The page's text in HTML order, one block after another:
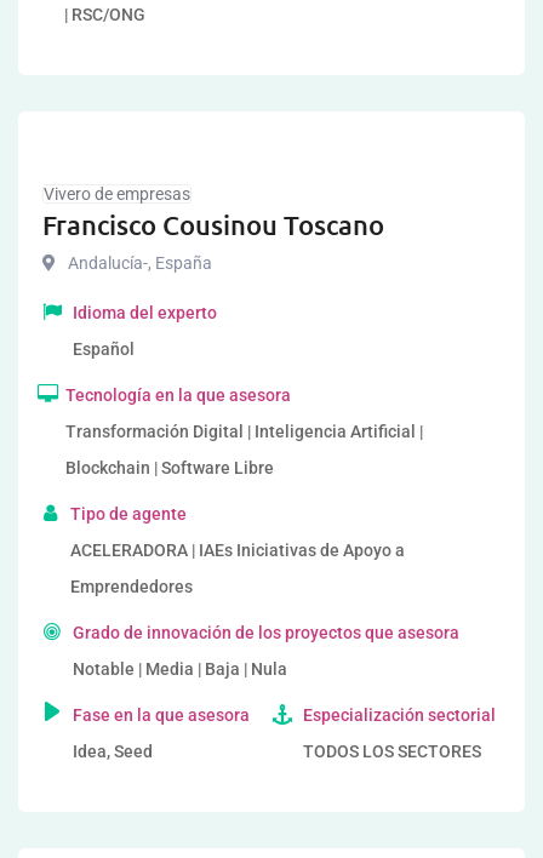
| RSC/ONG
Vivero de empresas
Francisco Cousinou Toscano
Andalucía-, España
Idioma del experto
Español
Tecnología en la que asesora
Transformación Digital | Inteligencia Artificial |
Blockchain | Software Libre
Tipo de agente
ACELERADORA | IAEs Iniciativas de Apoyo a
Emprendedores
Grado de innovación de los proyectos que asesora
Notable | Media | Baja | Nula
Fase en la que asesora
Idea, Seed
Especialización sectorial
TODOS LOS SECTORES